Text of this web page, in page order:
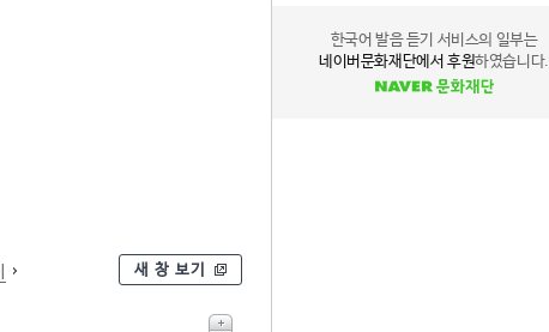
새 창 보기
한국어 발음 듣기 서비스의 일부는
네이버문화재단에서 후원하였습니다.